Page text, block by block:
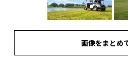
画像をまとめ